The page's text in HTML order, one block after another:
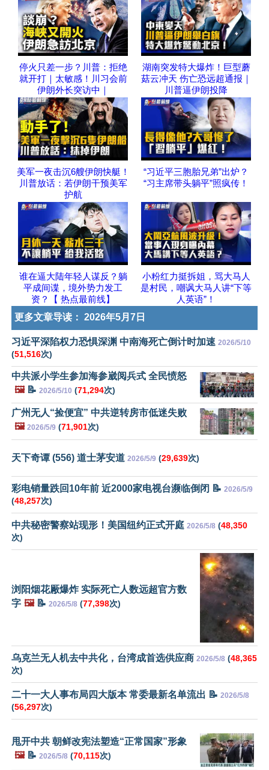
停火只差一步？川普：拒绝
就开打｜太敏感！川习会前
伊朗外长突访中｜
湖南突发特大爆炸！巨型蘑
菇云冲天 伤亡恐远超通报｜
川普逼伊朗投降
美军一夜击沉6艘伊朗快艇！
川普放话：若伊朗干预美军
护航
“习近平三胞胎兄弟”出炉？
“习主席带头躺平”照疯传！
谁在逼大陆年轻人谋反？躺
平成间谍，境外势力发工
资？【 热点最前线】
小粉红力挺拆姐，骂大马人
是村民，嘲讽大马人讲“下等
人英语”！
更多文章导读： 2026年5月7日
习近平深陷权力恐惧深渊 中南海死亡倒计时加速 2026/5/10
(51,516次)
中共派小学生参加海参崴阅兵式 全民愤怒
🖼️📝 2026/5/10 (71,294次)
广州无人“捡便宜” 中共逆转房市低迷失败
🖼️ 2026/5/9 (71,901次)
天下奇谭 (556) 道士茅安道 2026/5/9 (29,639次)
彩电销量跌回10年前 近2000家电视台濒临倒闭 📝 2026/5/9
(48,257次)
中共秘密警察站现形！美国纽约正式开庭 2026/5/8 (48,350
次)
浏阳烟花厰爆炸 实际死亡人数远超官方数
字 🖼️📝 2026/5/8 (77,398次)
乌克兰无人机去中共化，台湾成首选供应商 2026/5/8 (48,365
次)
二十一大人事布局四大版本 常委最新名单流出 📝 2026/5/8
(56,297次)
甩开中共 朝鲜改宪法塑造“正常国家”形象
🖼️📝 2026/5/8 (70,115次)